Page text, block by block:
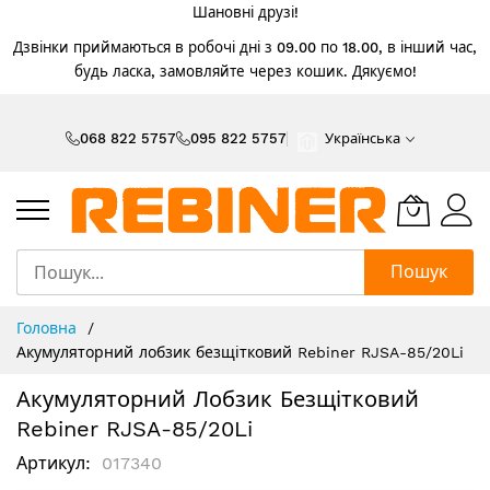
Шановні друзі!
Дзвінки приймаються в робочі дні з 09.00 по 18.00, в інший час,
будь ласка, замовляйте через кошик. Дякуємо!
068 822 5757 095 822 5757 Українська
Пошук
Головна
Акумуляторний лобзик безщітковий Rebiner RJSA-85/20Li
Акумуляторний Лобзик Безщітковий
Rebiner RJSA-85/20Li
Артикул 017340